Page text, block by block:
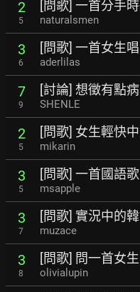
2
5
[問歌] 一首分手
naturalsmen
3
6
[問歌] 一首女生
aderlilas
7
9
[討論] 想徵有點
SHENLE
2
5
[問歌] 女生輕快
mikarin
3
5
[問歌] 一首國語
msapple
3
7
[問歌] 實況中的
muzace
3
8
[問歌] 問一首女
olivialupin